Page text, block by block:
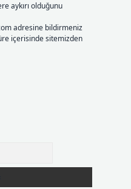
aykırı olduğunu
adresine bildirmeniz
içerisinde sitemizden